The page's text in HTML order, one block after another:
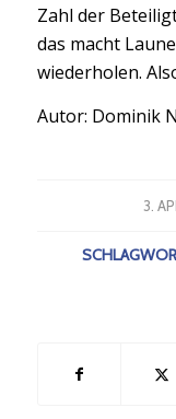
Zahl der
das macht
wiederholen.
Autor: Dominik
3. /